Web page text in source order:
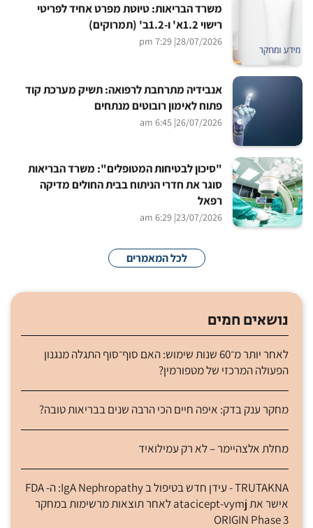
משרד הבריאות: טיוטת מפרט אחיד לפריטי
רישוי 1.2א' ו-1.2ב' (תמרוקים)
28/07/2026
| 7:29 pm
אנבידיה מתרחבת לרפואה: תשיק מערכת קוד
פתוח לאימון רובוטים מנתחים
26/07/2026
| 6:45 am
"סיכון לבטיחות המטופלים": משרד הבריאות
סוגר את חדרי הניתוח בבית החולים מדיקה
רפאל
23/07/2026
| 6:29 am
לכל המאמרים
נושאים חמים
לאחר יותר מ־60 שנות שימוש: האם סוף־סוף התגלה מנגנון
הפעולה המרכזי של מטפורמין?
מחקר ענק בדק: איפה חיים הכי הרבה שנים בבריאות טובה?
מחלת אלצהיימר – לא רק עמילואיד
TRUTAKNA - עידן חדש בטיפול ב IgA Nephropathy: ה- FDA
אישר את atacicept-vymj לאחר תוצאות מרשימות במחקר
ORIGIN Phase 3